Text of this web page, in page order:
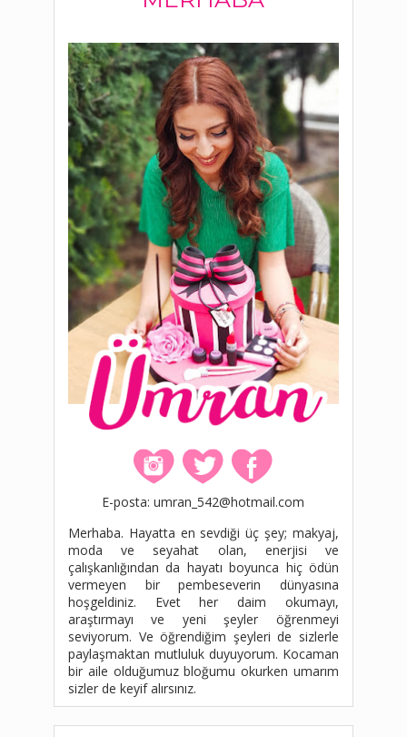
E-posta: umran_542@hotmail.com
Merhaba. Hayatta en sevdiği üç şey; makyaj,
moda ve seyahat olan, enerjisi ve
çalışkanlığından da hayatı boyunca hiç ödün
vermeyen bir pembeseverin dünyasına
hoşgeldiniz. Evet her daim okumayı,
araştırmayı ve yeni şeyler öğrenmeyi
seviyorum. Ve öğrendiğim şeyleri de sizlerle
paylaşmaktan mutluluk duyuyorum. Kocaman
bir aile olduğumuz bloğumu okurken umarım
sizler de keyif alırsınız.